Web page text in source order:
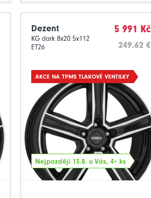
Dezent
KG dark 8x20 5x112
ET26
5 991 Kč
249.62 €
AKCE NA TPMS TLAKOVÉ VENTILKY
Nejpozději 13.8. u Vás, 4+ ks